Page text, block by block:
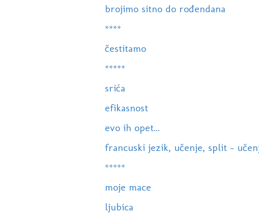
brojimo sitno do rođendana
****
čestitamo
*****
srića
efikasnost
evo ih opet...
francuski jezik, učenje, split -
*****
moje mace
ljubica